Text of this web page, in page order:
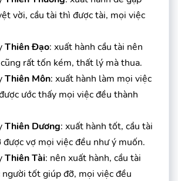
vời, cầu tài thì được tài, mọi việc
Thiên Đạo: xuất hành cầu tài nên
rất tốn kém, thất lý mà thua.
Thiên Môn: xuất hành làm mọi việc
ước thấy mọi việc đều thành
Thiên Dương: xuất hành tốt, cầu tài
vợ mọi việc đều như ý muốn.
Thiên Tài: nên xuất hành, cầu tài
tốt giúp đỡ, mọi việc đều